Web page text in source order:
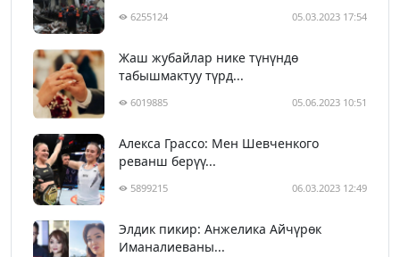
6255124 05.03.2023 17:54
Жаш жубайлар нике түнүндө
табышмактуу түрд...
6019885 05.06.2023 10:51
Алекса Грассо: Мен Шевченкого
реванш берүү...
5899215 06.03.2023 12:49
Элдик пикир: Анжелика Айчүрөк
Иманалиеваны...